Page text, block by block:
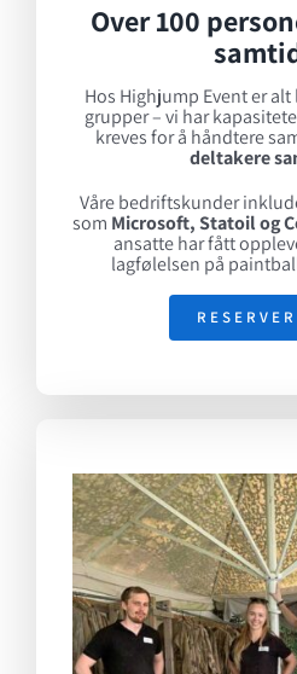
Over 100
Hos Highjump Event er
grupper – vi har
kreves for å håndtere
deltakere
Våre bedriftskunder
som Microsoft, Statoil og
ansatte har fått
lagfølelsen på